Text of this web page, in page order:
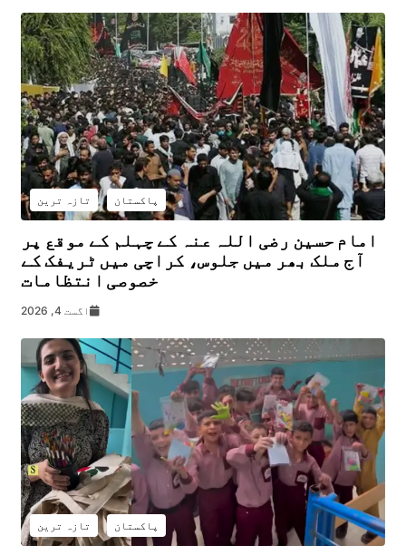
پاکستان تازہ ترین
امام حسین رضی اللہ عنہ کے چہلم کے موقع پر
آج ملک بھر میں جلوس، کراچی میں ٹریفک کے
خصوصی انتظامات
اگست 4, 2026
پاکستان تازہ ترین